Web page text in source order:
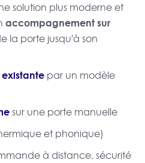
solution plus moderne et
accompagnement sur
la porte jusqu'à son
par un modèle
sur une porte manuelle
et phonique)
à distance, sécurité